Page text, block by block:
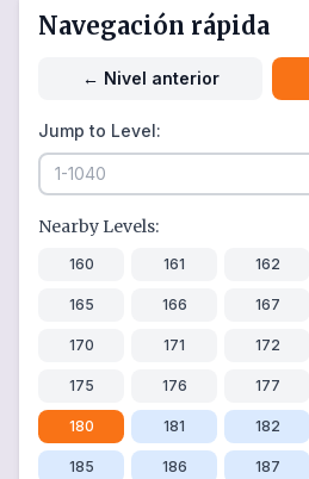
Navegación rápida
← Nivel anterior
Jump to Level:
Nearby Levels:
160 161 162
165 166 167
170 171 172
175 176 177
180 181 182
185 186 187